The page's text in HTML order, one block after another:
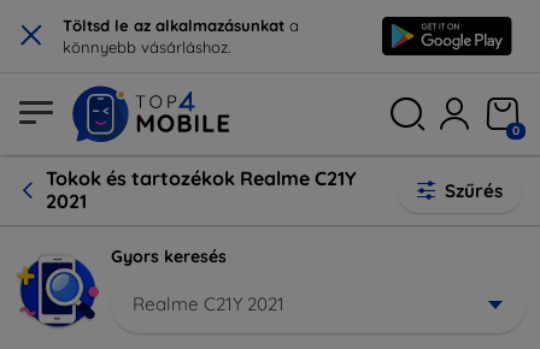
× Töltsd le az alkalmazásunkat a
könnyebb vásárláshoz.
0
Tokok és tartozékok Realme C21Y
2021
Szűrés
Gyors keresés
Realme C21Y 2021